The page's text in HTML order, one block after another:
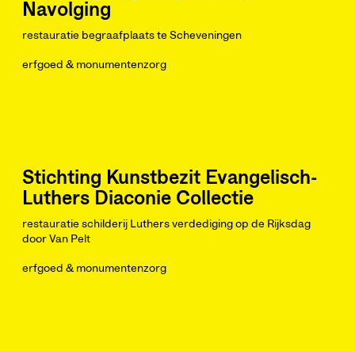
Navolging
restauratie begraafplaats te Scheveningen
erfgoed & monumentenzorg
Stichting Kunstbezit Evangelisch-
Luthers Diaconie Collectie
restauratie schilderij Luthers verdediging op de Rijksdag
door Van Pelt
erfgoed & monumentenzorg